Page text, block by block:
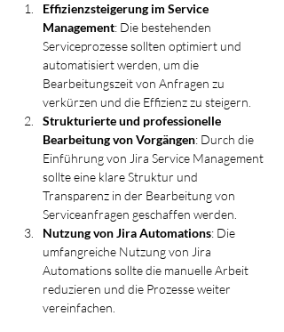
Effizienzsteigerung im Service
Management: Die bestehenden
Serviceprozesse sollten optimiert und
automatisiert werden, um die
Bearbeitungszeit von Anfragen zu
verkürzen und die Effizienz zu steigern.
Strukturierte und professionelle
Bearbeitung von Vorgängen: Durch die
Einführung von Jira Service Management
sollte eine klare Struktur und
Transparenz in der Bearbeitung von
Serviceanfragen geschaffen werden.
Nutzung von Jira Automations: Die
umfangreiche Nutzung von Jira
Automations sollte die manuelle Arbeit
reduzieren und die Prozesse weiter
vereinfachen.